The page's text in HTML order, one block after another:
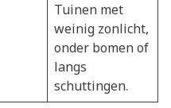
Tuinen met
weinig zonlicht,
onder bomen of
langs
schuttingen.